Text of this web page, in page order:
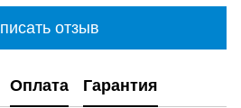
отзыв
Оплата Гарантия